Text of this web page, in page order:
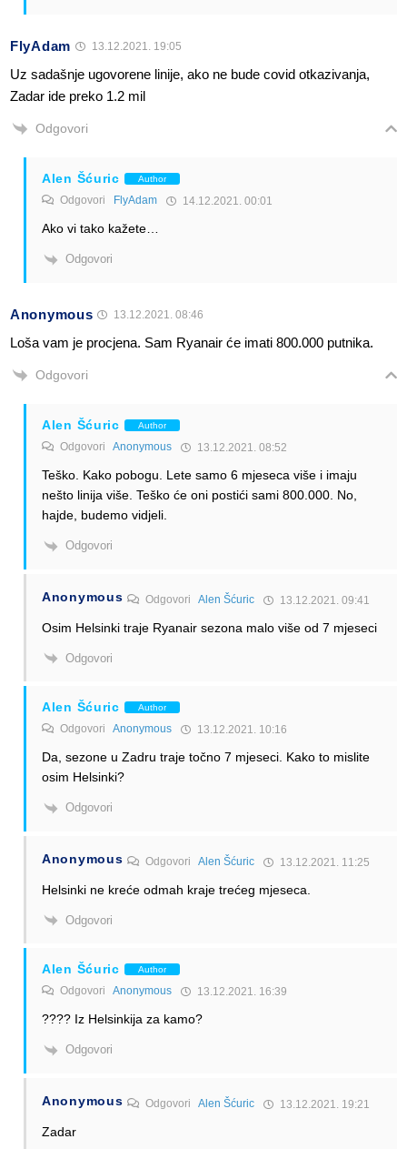
FlyAdam 13.12.2021. 19:05
Uz sadašnje ugovorene linije, ako ne bude covid otkazivanja,
Zadar ide preko 1.2 mil
Odgovori
Alen Šćuric Author
Odgovori FlyAdam 14.12.2021. 00:01
Ako vi tako kažete…
Odgovori
Anonymous 13.12.2021. 08:46
Loša vam je procjena. Sam Ryanair će imati 800.000 putnika.
Odgovori
Alen Šćuric Author
Odgovori Anonymous 13.12.2021. 08:52
Teško. Kako pobogu. Lete samo 6 mjeseca više i imaju
nešto linija više. Teško će oni postići sami 800.000. No,
hajde, budemo vidjeli.
Odgovori
Anonymous OdgovoriAlen Šćuric 13.12.2021. 09:41
Osim Helsinki traje Ryanair sezona malo više od 7 mjeseci
Odgovori
Alen Šćuric Author
Odgovori Anonymous 13.12.2021. 10:16
Da, sezone u Zadru traje točno 7 mjeseci. Kako to mislite
osim Helsinki?
Odgovori
Anonymous OdgovoriAlen Šćuric 13.12.2021. 11:25
Helsinki ne kreće odmah kraje trećeg mjeseca.
Odgovori
Alen Šćuric Author
Odgovori Anonymous 13.12.2021. 16:39
???? Iz Helsinkija za kamo?
Odgovori
Anonymous OdgovoriAlen Šćuric 13.12.2021. 19:21
Zadar